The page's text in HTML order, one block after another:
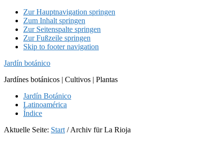
Zur Hauptnavigation springen
Zum Inhalt springen
Zur Seitenspalte springen
Zur Fußzeile springen
Skip to footer navigation
Jardín botánico
Jardínes botánicos | Cultivos | Plantas
Jardín Botánico
Latinoamérica
Índice
Aktuelle Seite: Start /Archiv für La Rioja